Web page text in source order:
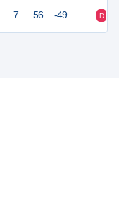
7 56 -49 D